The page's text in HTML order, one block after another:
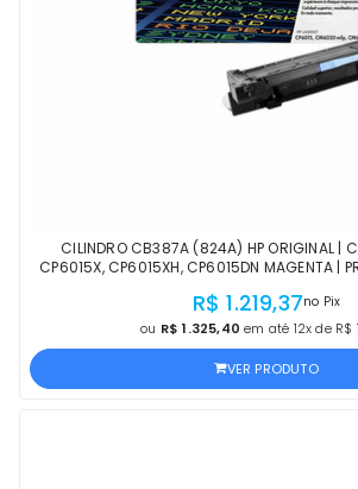
CILINDRO CB387A (824A) HP ORIGINAL |
CP6015X, CP6015XH, CP6015DN MAGENTA |
R$ 1.219,37no Pix
ou R$ 1.325,40 em até 12x de R$
VER PRODUTO